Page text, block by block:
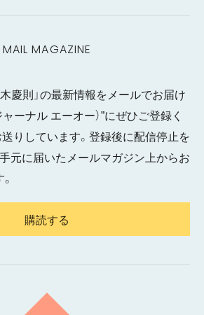
MAIL MAGAZINE
慶則」の最新情報をメールでお届け
ーナル エーオー）”にぜひご登録く
りしています。登録後に配信停止を
元に届いたメールマガジン上からお
購読する